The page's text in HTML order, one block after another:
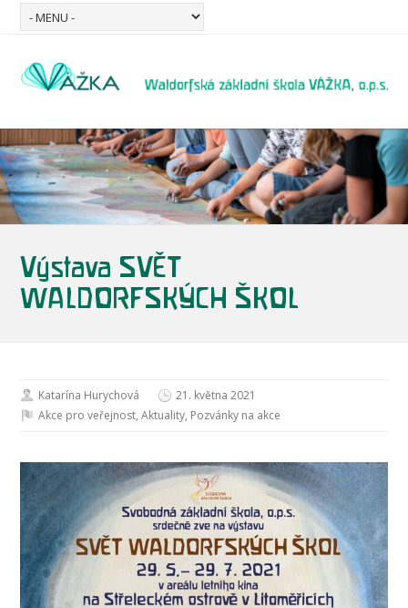
Výstava SVĚT
WALDORFSKÝCH ŠKOL
Katarína Hurychová
21. května 2021
Akce pro veřejnost,Aktuality, Pozvánky na akce